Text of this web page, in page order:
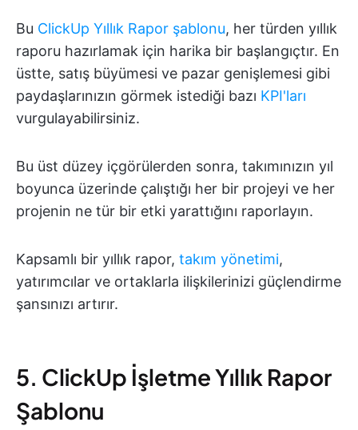
Bu ClickUp Yıllık Rapor şablonu, her türden yıllık
raporu hazırlamak için harika bir başlangıçtır. En
üstte, satış büyümesi ve pazar genişlemesi gibi
paydaşlarınızın görmek istediği bazı KPI'ları
vurgulayabilirsiniz.
Bu üst düzey içgörülerden sonra, takımınızın yıl
boyunca üzerinde çalıştığı her bir projeyi ve her
projenin ne tür bir etki yarattığını raporlayın.
Kapsamlı bir yıllık rapor, takım yönetimi,
yatırımcılar ve ortaklarla ilişkilerinizi güçlendirme
şansınızı artırır.
5. ClickUp İşletme Yıllık Rapor
Şablonu